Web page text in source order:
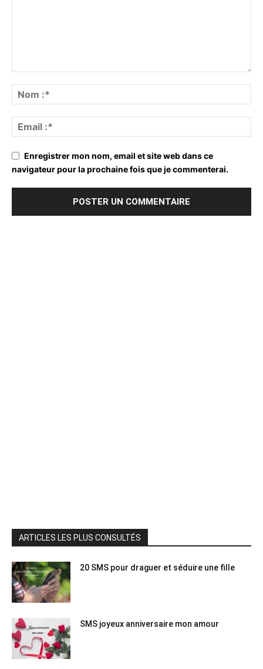
Enregistrer mon nom, email et site web dans ce
navigateur pour la prochaine fois que je commenterai.
ARTICLES LES PLUS CONSULTÉS
20 SMS pour draguer et séduire une fille
SMS joyeux anniversaire mon amour